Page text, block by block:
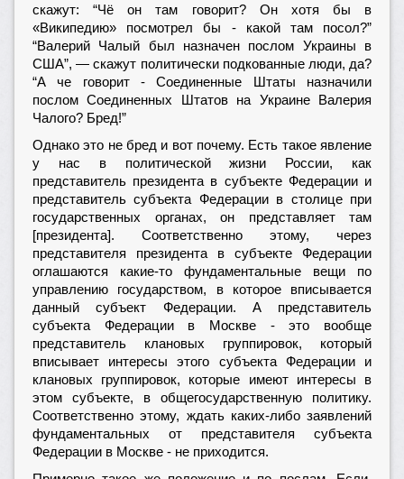
скажут: “Чё он там говорит? Он хотя бы в
«Википедию» посмотрел бы - какой там посол?”
“Валерий Чалый был назначен послом Украины в
США”, — скажут политически подкованные люди, да?
“А че говорит - Соединенные Штаты назначили
послом Соединенных Штатов на Украине Валерия
Чалого? Бред!”
Однако это не бред и вот почему. Есть такое явление
у нас в политической жизни России, как
представитель президента в субъекте Федерации и
представитель субъекта Федерации в столице при
государственных органах, он представляет там
[президента]. Соответственно этому, через
представителя президента в субъекте Федерации
оглашаются какие-то фундаментальные вещи по
управлению государством, в которое вписывается
данный субъект Федерации. А представитель
субъекта Федерации в Москве - это вообще
представитель клановых группировок, который
вписывает интересы этого субъекта Федерации и
клановых группировок, которые имеют интересы в
этом субъекте, в общегосударственную политику.
Соответственно этому, ждать каких-либо заявлений
фундаментальных от представителя субъекта
Федерации в Москве - не приходится.